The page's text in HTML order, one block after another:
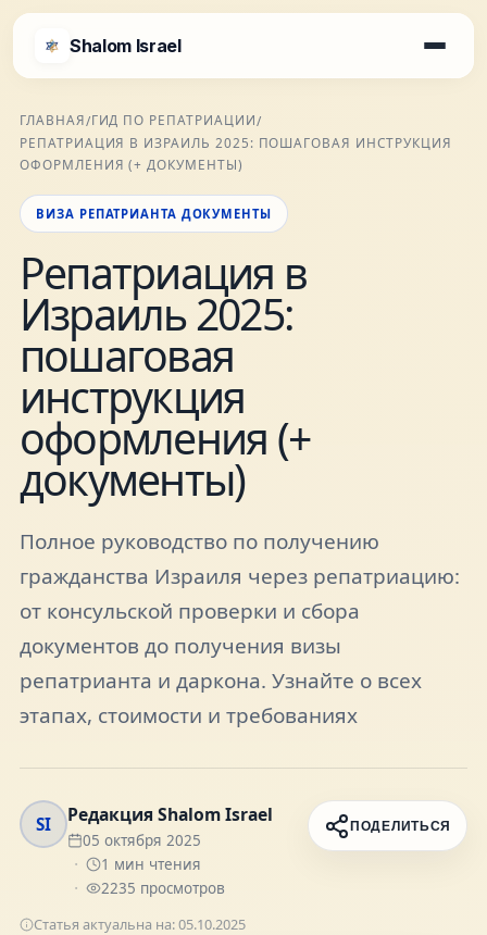
Shalom Israel
Блог
Афиша
Новости
Специалисты
Города
О нас
Контакты
Получайте актуальные новости и советы о
жизни в Израиле
Подписаться
ГЛАВНАЯ/ГИД ПО РЕПАТРИАЦИИ/
РЕПАТРИАЦИЯ В ИЗРАИЛЬ 2025: ПОШАГОВАЯ ИНСТРУКЦИЯ
ОФОРМЛЕНИЯ (+ ДОКУМЕНТЫ)
ВИЗА РЕПАТРИАНТА ДОКУМЕНТЫ
Репатриация в
Израиль 2025:
пошаговая
инструкция
оформления (+
документы)
Полное руководство по получению
гражданства Израиля через репатриацию:
от консульской проверки и сбора
документов до получения визы
репатрианта и даркона. Узнайте о всех
этапах, стоимости и требованиях
SI Редакция Shalom Israel
05 октября 2025
1 мин чтения
2235 просмотров
ПОДЕЛИТЬСЯ
Статья актуальна на:05.10.2025